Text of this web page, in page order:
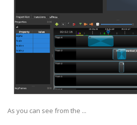
As you can see from the ...